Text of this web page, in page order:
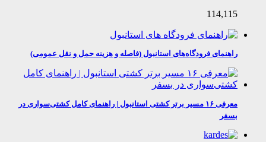
114,115
راهنمای فرودگاه‌های استانبول (فاصله و هزینه حمل و نقل عمومی)
معرفی ۱۶ مسیر برتر کشتی استانبول | راهنمای کامل کشتی‌سواری در